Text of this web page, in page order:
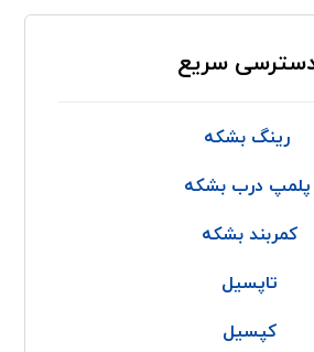
سریع
رینگ بشکه
پلمپ درب بشکه
کمربند بشکه
تاپسیل
کپسیل